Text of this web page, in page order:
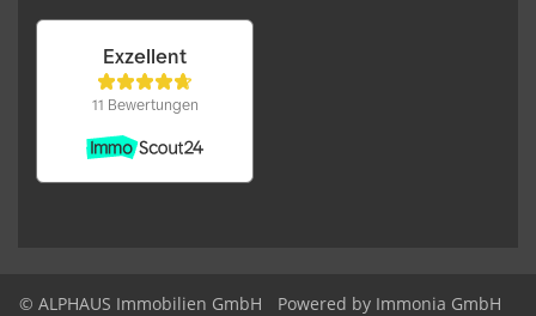
© ALPHAUS Immobilien GmbH Powered by Immonia GmbH